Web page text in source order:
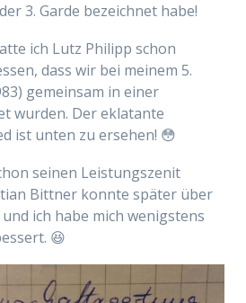
3. Garde bezeichnet habe!
ich Lutz Philipp schon
dass wir bei meinem 5.
gemeinsam in einer
wurden. Der eklatante
ist unten zu ersehen! 😳
seinen Leistungszenit
Bittner konnte später über
ich habe mich wenigstens
😆